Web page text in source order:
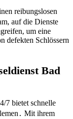
reibungslosen
auf die Dienste
um eine
defekten Schlössern
Bad
7 bietet schnelle
Mit ihrem